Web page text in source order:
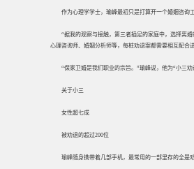
作为心理学学士，瑜峰最初只是打算开一个婚姻咨询
“据我的观察与接触，第三者插足的家庭中，选择离
心理咨询师、婚姻分析师等，每桩劝退案都需要相互配合
“保家卫婚是我们职业的宗旨。”瑜峰说，他为“小三
关于小三
女性超七成
被劝退的超过200位
瑜峰随身携带着几部手机，最常用的一部里存的全是